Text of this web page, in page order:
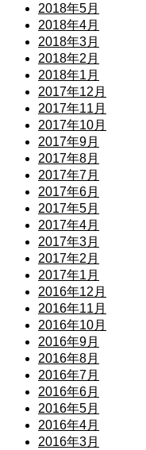
2018年5月
2018年4月
2018年3月
2018年2月
2018年1月
2017年12月
2017年11月
2017年10月
2017年9月
2017年8月
2017年7月
2017年6月
2017年5月
2017年4月
2017年3月
2017年2月
2017年1月
2016年12月
2016年11月
2016年10月
2016年9月
2016年8月
2016年7月
2016年6月
2016年5月
2016年4月
2016年3月